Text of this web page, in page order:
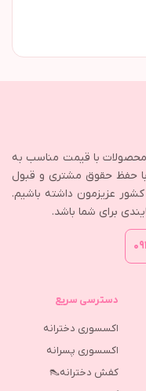
محصولات با قیمت مناسب به
حفظ حقوق مشتری و قبول
عزیزمون داشته باشیم.
برای شما باشد.
دسترسی سریع
اکسسوری دخترانه
اکسسوری پسرانه
کفش دخترانه👠